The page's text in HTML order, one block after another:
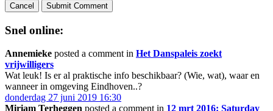
Cancel Submit Comment
Snel online:
Annemieke posted a comment in Het Danspaleis zoekt
vrijwilligers
Wat leuk! Is er al praktische info beschikbaar? (Wie, wat), waar en
wanneer in omgeving Eindhoven..?
donderdag 27 juni 2019 16:30
Miriam Terheggen posted a comment in 12 mrt 2016: Saturday